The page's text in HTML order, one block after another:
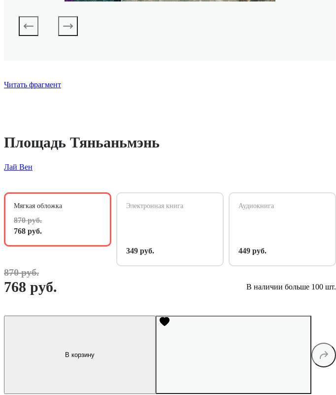
Читать фрагмент
Площадь Тяньаньмэнь
Лай Вен
Мягкая обложка
870 руб.
768 руб.
Электронная книга
349 руб.
Аудиокнига
449 руб.
870 руб.
768 руб. В наличии больше 100 шт.
В корзину